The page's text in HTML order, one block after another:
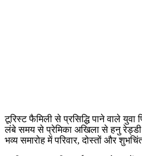
टूरिस्ट फैमिली से प्रसिद्धि पाने वाले युवा
लंबे समय से प्रेमिका अखिला से हनु
भव्य समारोह में परिवार, दोस्तों और